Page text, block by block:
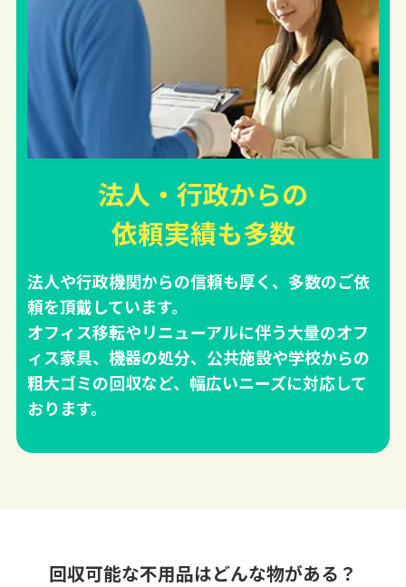
法人・行政からの
依頼実績も多数
法人や行政機関からの信頼も厚く、多数のご依
頼を頂戴しています。
オフィス移転やリニューアルに伴う大量のオフ
ィス家具、機器の処分、公共施設や学校からの
粗大ゴミの回収など、幅広いニーズに対応して
おります。
回収可能な不用品はどんな物がある？